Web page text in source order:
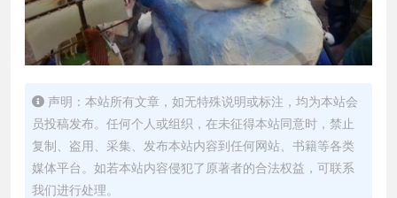
声明：本站所有文章，如无特殊说明或标注，均为本站会
员投稿发布。任何个人或组织，在未征得本站同意时，禁止
复制、盗用、采集、发布本站内容到任何网站、书籍等各类
媒体平台。如若本站内容侵犯了原著者的合法权益，可联系
我们进行处理。